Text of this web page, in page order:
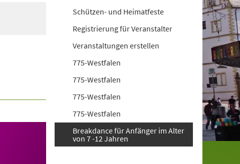
Schützen- und Heimatfeste
Registrierung für Veranstalter
Veranstaltungen erstellen
775-Westfalen
775-Westfalen
775-Westfalen
775-Westfalen
Breakdance für Anfänger im Alter
von 7 -12 Jahren